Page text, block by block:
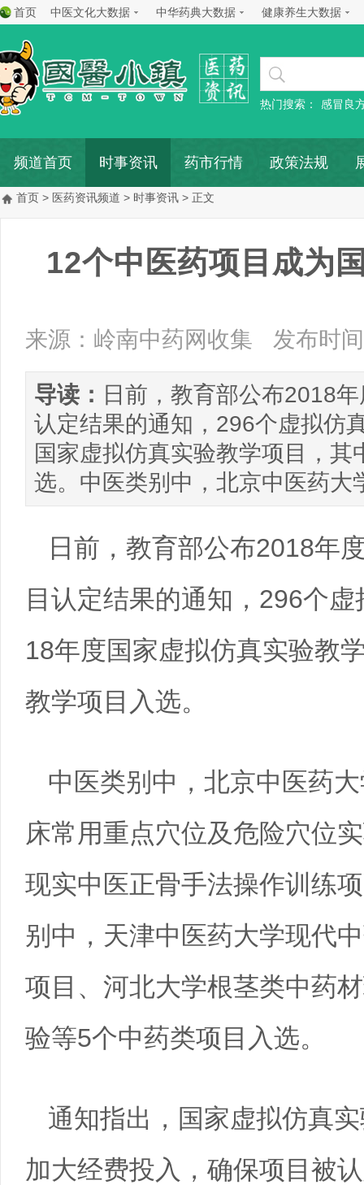
首页 中医文化大数据 中华药典大数据 健康养生大数据
热门搜索： 感冒良
频道首页 时事资讯 药市行情 政策法规
首页 > 医药资讯频道 > 时事资讯 > 正文
12个中医药项目成为
来源：岭南中药网收集 发布时
导读： 日前，教育部公布2018
认定结果的通知，296个虚拟仿
国家虚拟仿真实验教学项目，
选。中医类别中，北京中医药大
日前，教育部公布2018年
目认定结果的通知，296个
18年度国家虚拟仿真实验教
教学项目入选。
中医类别中，北京中医药
床常用重点穴位及危险穴位
现实中医正骨手法操作训练
别中，天津中医药大学现代
项目、河北大学根茎类中药
验等5个中药类项目入选。
通知指出，国家虚拟仿真
加大经费投入，确保项目被